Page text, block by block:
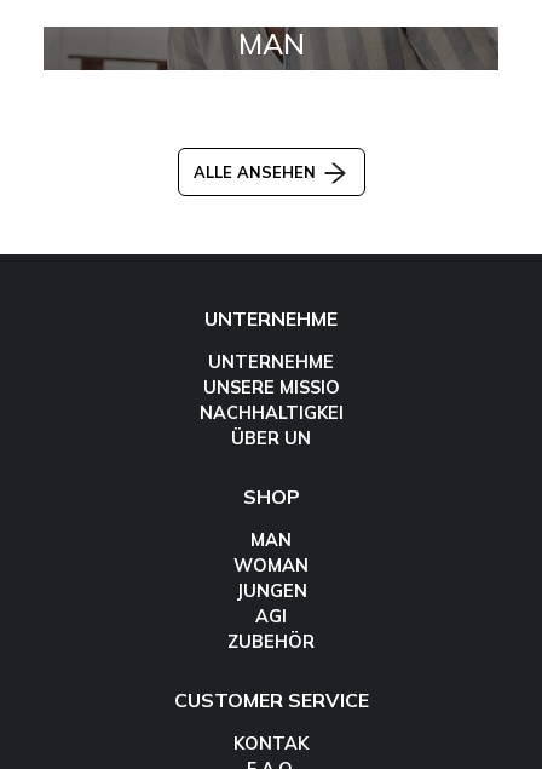
MAN
ALLE ANSEHEN
UNTERNEHME
UNTERNEHME
UNSERE MISSIO
NACHHALTIGKEI
ÜBER UN
SHOP
MAN
WOMAN
JUNGEN
AGI
ZUBEHÖR
CUSTOMER SERVICE
KONTAK